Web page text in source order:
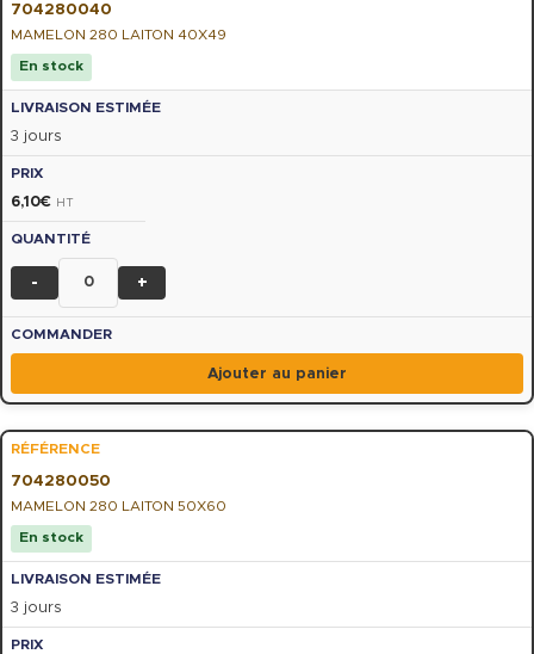
704280040
MAMELON 280 LAITON 40X49
En stock
3 jours
6,10€ HT
- +
Ajouter au panier
704280050
MAMELON 280 LAITON 50X60
En stock
3 jours